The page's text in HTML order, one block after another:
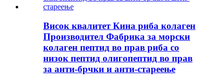
Висок квалитет Кина риба колаген
Производител Фабрика за морски
колаген пептид во прав риба со
низок пептид олигопептид во прав
за анти-брчки и анти-стареење